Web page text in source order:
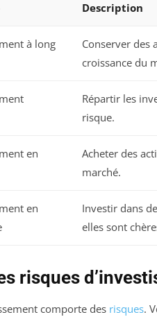
Description
à long
Conserver des
croissance du
Répartir les
risque.
en
Acheter des
marché.
en
Investir dans
elles sont
risques
comporte des risques.